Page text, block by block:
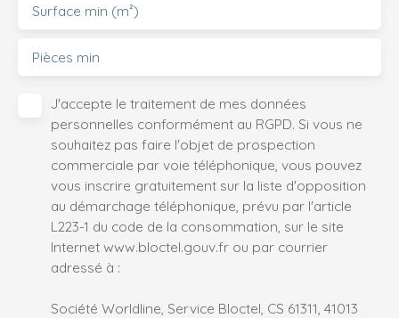
Surface min (m²)
Pièces min
J'accepte le traitement de mes données
personnelles conformément au RGPD. Si vous ne
souhaitez pas faire l'objet de prospection
commerciale par voie téléphonique, vous pouvez
vous inscrire gratuitement sur la liste d'opposition
au démarchage téléphonique, prévu par l'article
L223-1 du code de la consommation, sur le site
Internet www.bloctel.gouv.fr ou par courrier
adressé à :
Société Worldline, Service Bloctel, CS 61311, 41013